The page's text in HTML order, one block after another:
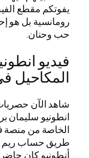
يفوتكم مقطع
رومانسية بل هو
حب وحنان.
فيديو
المكاحيل في
شاهد الآن
انطونيو سليمان
الخاصة من منصة
طريق حساب ريم
أنطونيو كان